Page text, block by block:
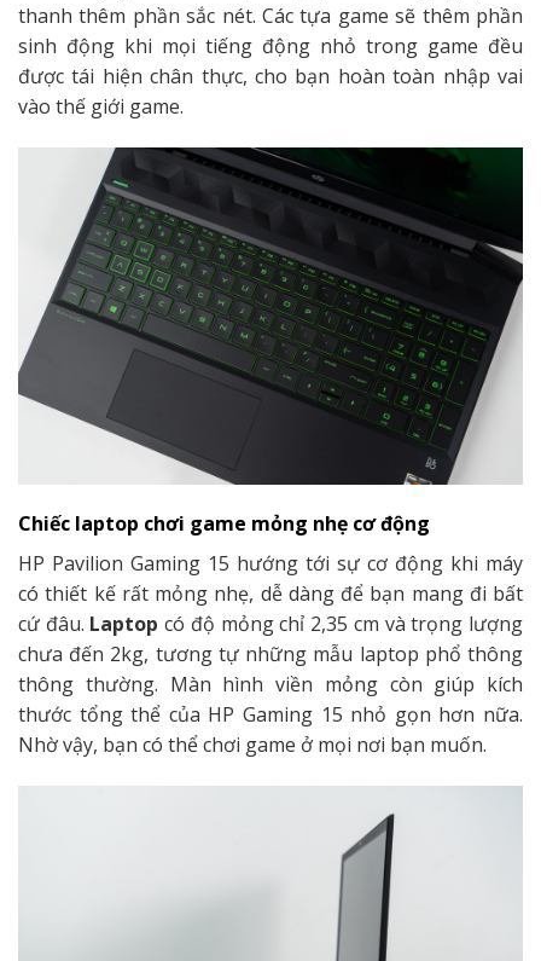
thanh thêm phần sắc nét. Các tựa game sẽ thêm phần
sinh động khi mọi tiếng động nhỏ trong game đều
được tái hiện chân thực, cho bạn hoàn toàn nhập vai
vào thế giới game.
Chiếc laptop chơi game mỏng nhẹ cơ động
HP Pavilion Gaming 15 hướng tới sự cơ động khi máy
có thiết kế rất mỏng nhẹ, dễ dàng để bạn mang đi bất
cứ đâu. Laptop có độ mỏng chỉ 2,35 cm và trọng lượng
chưa đến 2kg, tương tự những mẫu laptop phổ thông
thông thường. Màn hình viền mỏng còn giúp kích
thước tổng thể của HP Gaming 15 nhỏ gọn hơn nữa.
Nhờ vậy, bạn có thể chơi game ở mọi nơi bạn muốn.